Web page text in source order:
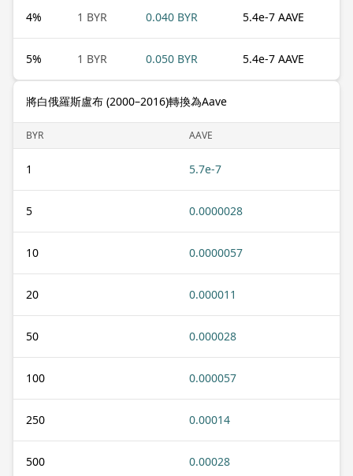
4% 1 BYR 0.040 BYR 5.4e-7 AAVE
5% 1 BYR 0.050 BYR 5.4e-7 AAVE
將白俄羅斯盧布 (2000–2016)轉換為Aave
BYR AAVE
1 5.7e-7
5 0.0000028
10 0.0000057
20 0.000011
50 0.000028
100 0.000057
250 0.00014
500 0.00028